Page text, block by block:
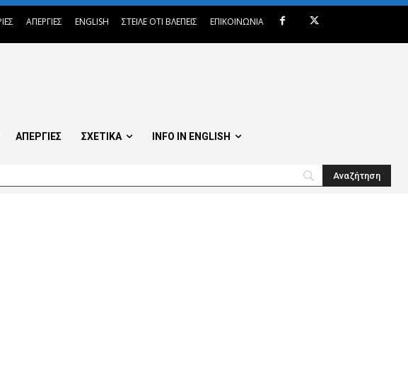
ΑΠΕΡΓΙΕΣ ENGLISH ΣΤΕΙΛΕ ΟΤΙ ΒΛΕΠΕΙΣ ΕΠΙΚΟΙΝΩΝΙΑ
ΑΠΕΡΓΙΕΣ ΣΧΕΤΙΚΑ INFO IN ENGLISH